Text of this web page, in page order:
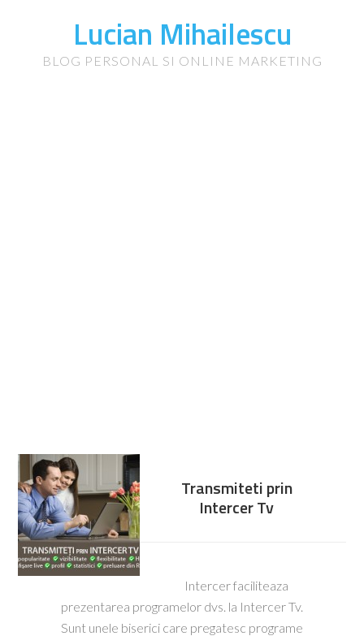
Lucian Mihailescu
BLOG PERSONAL SI ONLINE MARKETING
Transmiteti prin
Intercer Tv
Intercer faciliteaza
prezentarea programelor dvs. la Intercer Tv.
Sunt unele biserici care pregatesc programe